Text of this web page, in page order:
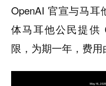
OpenAI 官宣与马耳
体马耳他公民提供
限，为期一年，费用